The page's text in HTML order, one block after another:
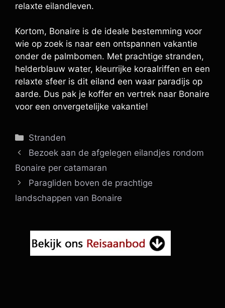
relaxte eilandleven.
Kortom, Bonaire is de ideale bestemming voor
wie op zoek is naar een ontspannen vakantie
onder de palmbomen. Met prachtige stranden,
helderblauw water, kleurrijke koraalriffen en een
relaxte sfeer is dit eiland een waar paradijs op
aarde. Dus pak je koffer en vertrek naar Bonaire
voor een onvergetelijke vakantie!
Categorieën
Stranden
Bezoek aan de afgelegen eilandjes rondom
Bonaire per catamaran
Paragliden boven de prachtige
landschappen van Bonaire